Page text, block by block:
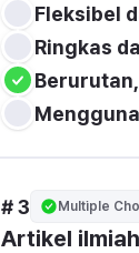
Fleksibel
Ringkas
# 3 Multiple
Artikel